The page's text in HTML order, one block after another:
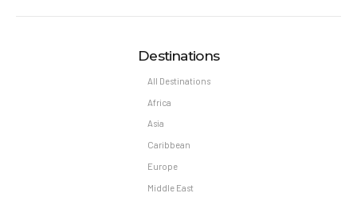
Destinations
All Destinations
Africa
Asia
Caribbean
Europe
Middle East